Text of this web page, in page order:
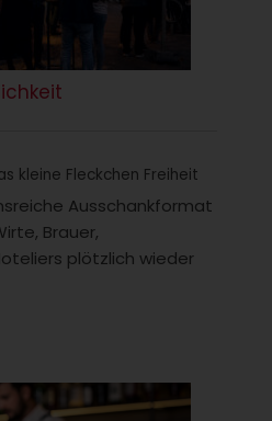
kleine Fleckchen Freiheit
Ausschankformat
Brauer,
plötzlich wieder